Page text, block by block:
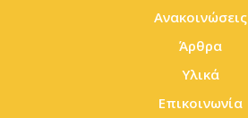
Ανακοινώσεις
Άρθρα
Υλικά
Επικοινωνία